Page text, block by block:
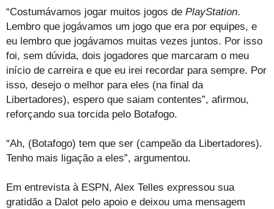
“Costumávamos jogar muitos jogos de PlayStation.
Lembro que jogávamos um jogo que era por equipes, e
eu lembro que jogávamos muitas vezes juntos. Por isso
foi, sem dúvida, dois jogadores que marcaram o meu
início de carreira e que eu irei recordar para sempre. Por
isso, desejo o melhor para eles (na final da
Libertadores), espero que saiam contentes”, afirmou,
reforçando sua torcida pelo Botafogo.
“Ah, (Botafogo) tem que ser (campeão da Libertadores).
Tenho mais ligação a eles”, argumentou.
Em entrevista à ESPN, Alex Telles expressou sua
gratidão a Dalot pelo apoio e deixou uma mensagem